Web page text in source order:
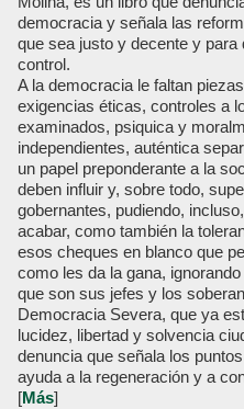
democracia y señala las
que sea justo y decente y
control.
A la democracia le faltan
exigencias éticas, controles a
examinados, psiquica y
independientes, auténtica
un papel preponderante a la
deben influir y, sobre todo,
gobernantes, pudiendo,
acabar, como también la
esos cheques en blanco que
como les da la gana,
que son sus jefes y los
Democracia Severa, que ya
lucidez, libertad y solvencia
denuncia que señala los
ayuda a la regeneración y a
[Más]